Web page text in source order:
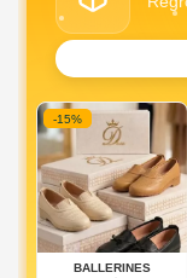
-15%
BALLERINES